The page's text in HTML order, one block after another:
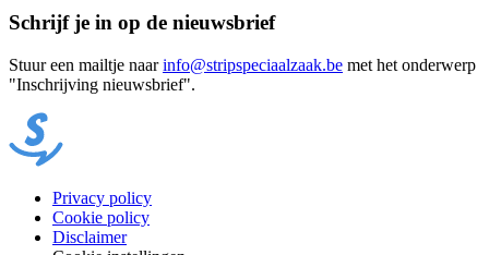
Schrijf je in op de nieuwsbrief
Stuur een mailtje naarinfo@stripspeciaalzaak.be met het onderwerp
"Inschrijving nieuwsbrief".
Footer
Privacy policy
Cookie policy
Disclaimer